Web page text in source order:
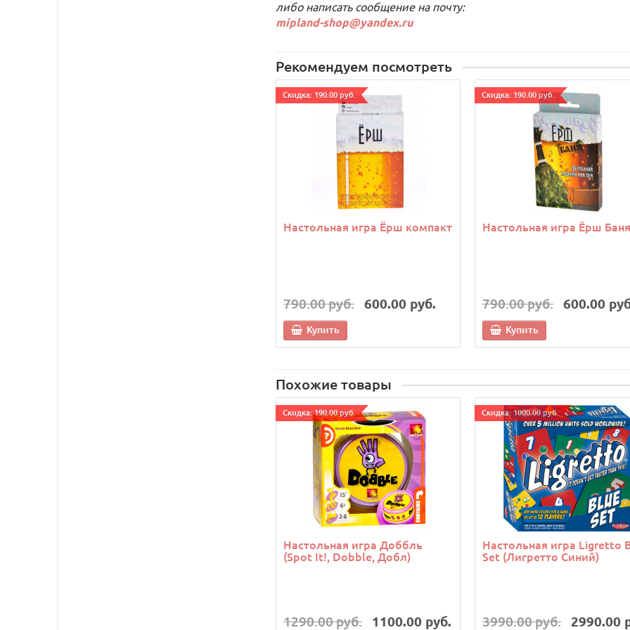
либо написать сообщение на почту:
mipland-shop@yandex.ru
Рекомендуем посмотреть
Cкидка: 190.00 руб.
Настольная игра Ёрш компакт
790.00 руб. 600.00 руб.
Купить
Cкидка: 190.00 руб.
Настольная игра Ёрш Баня
790.00 руб. 600.00
Купить
Похожие товары
Cкидка: 190.00 руб.
Настольная игра Доббль
(Spot It!, Dobble, Добл)
1290.00 руб. 1100.00 руб.
Cкидка: 1000.00 руб.
Настольная игра Ligretto
Set (Лигретто Синий)
3990.00 руб. 2990.00